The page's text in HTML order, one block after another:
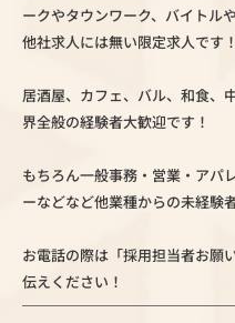
ークやタウンワーク、バイトル
他社求人には無い限定求人です！
居酒屋、カフェ、バル、和食、
界全般の経験者大歓迎です！
もちろん一般事務・営業・アパ
ーなどなど他業種からの未経験
お電話の際は「採用担当者お願
伝えください！